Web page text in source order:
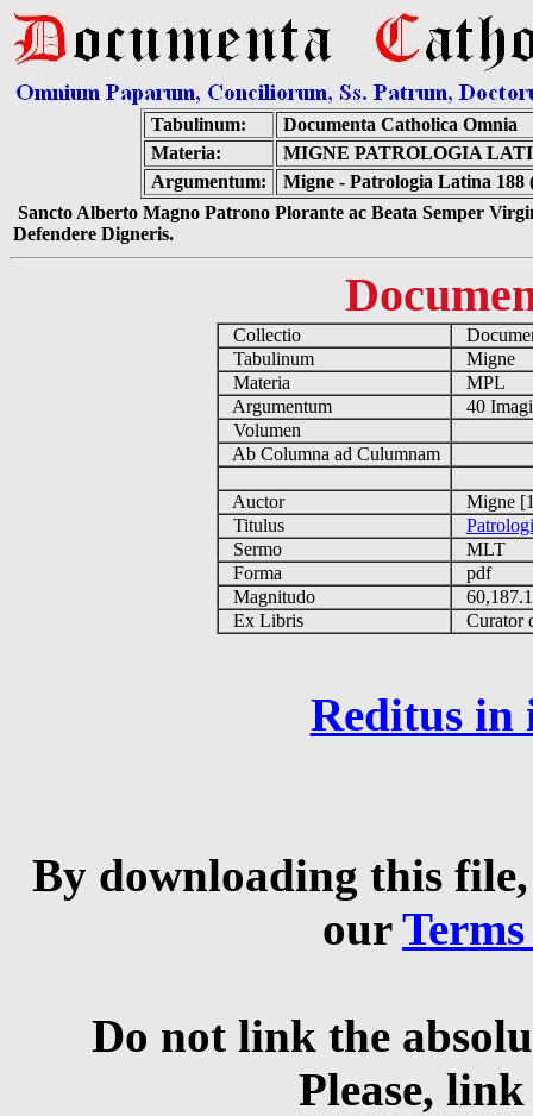
Tabulinum:
Documenta Catholica Omnia
Materia:
MIGNE PATROLOGIA
Argumentum:
Migne - Patrologia Latina 188
Sancto Alberto Magno Patrono Plorante ac Beata Semper
Defendere Digneris.
Collectio
Tabulinum
Migne
Materia
MPL
Argumentum
40
Volumen
Ab Columna ad Culumnam
Auctor
Migne
Titulus
Sermo
MLT
Forma
pdf
Magnitudo
Ex Libris
Curator
Reditus in
By downloading this
our
Do not link the
Please,